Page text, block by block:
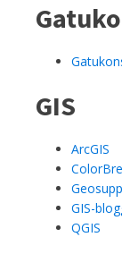
GIS
ArcGIS
GIS-
QGIS